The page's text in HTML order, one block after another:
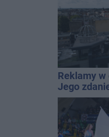
Reklamy
Jego
Wroński